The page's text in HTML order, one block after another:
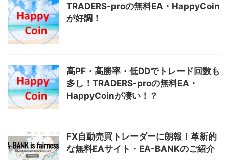
TRADERS-proの無料EA・HappyCoin
が好調！
高PF・高勝率・低DDでトレード回数も
多し！TRADERS-proの無料EA・
HappyCoinが凄い！？
FX自動売買トレーダーに朗報！革新的
な無料EAサイト・EA-BANKのご紹介